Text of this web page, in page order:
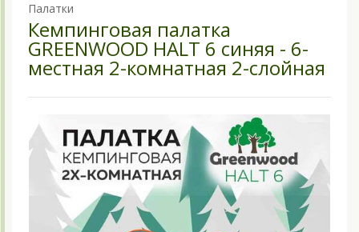
Палатки
Кемпинговая палатка
GREENWOOD HALT 6 синяя - 6-
местная 2-комнатная 2-слойная